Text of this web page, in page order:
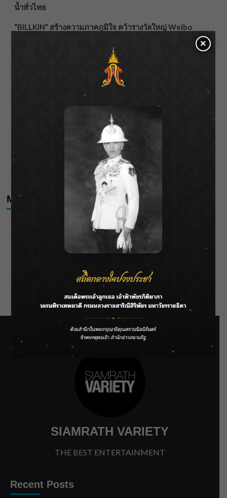
น้ำทั่วไทย
“BILLKIN” สร้างความภาคภูมิใจ คว้ารางวัลใหญ่ Weibo
“สุริยะ” สั่งกรมชลฯ เฝ้าระวังน้ำ 24 ชม. รับมือฝนสิงหาคม
จากดอยห่างไกลสู่คลังโปรตีนสัตว์น้ำ ยกระดับคุณภาพชีวิต
อลังการกลางเมืองดอกบัว! “เพชร – แอ้ม – แบม” ร่วมขบวน
แห่เทียนพรรษาอุบลฯ ครั้งแรก สืบสานประเพณีกว่า 120 ปี
Meta
SIAMRATH VARIETY
THE BEST ENTERTAINMENT
Recent Posts
×